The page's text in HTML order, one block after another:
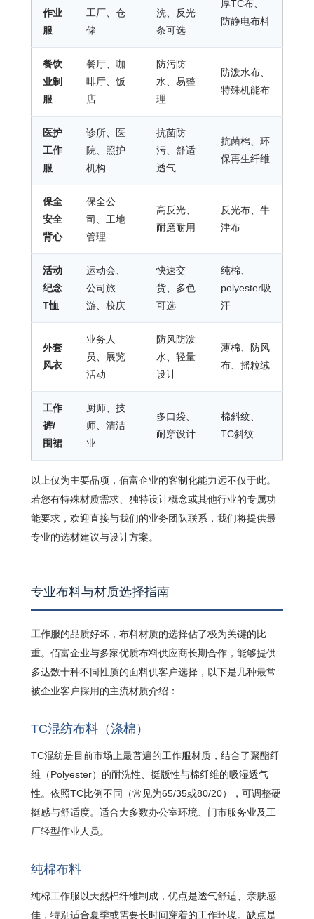
作业
服
工厂、仓
储
洗、反光
条可选
厚TC布、
防静电布料
餐饮
业制
服
餐厅、咖
啡厅、饭
店
防污防
水、易整
理
防泼水布、
特殊机能布
医护
工作
服
诊所、医
院、照护
机构
抗菌防
污、舒适
透气
抗菌棉、环
保再生纤维
保全
安全
背心
保全公
司、工地
管理
高反光、
耐磨耐用
反光布、牛
津布
活动
纪念
T恤
运动会、
公司旅
游、校庆
快速交
货、多色
可选
纯棉、
polyester吸
汗
外套
风衣
业务人
员、展览
活动
防风防泼
水、轻量
设计
薄棉、防风
布、摇粒绒
工作
裤/
围裙
厨师、技
师、清洁
业
多口袋、
耐穿设计
棉斜纹、
TC斜纹
以上仅为主要品项，佰富企业的客制化能力远不仅于此。
若您有特殊材质需求、独特设计概念或其他行业的专属功
能要求，欢迎直接与我们的业务团队联系，我们将提供最
专业的选材建议与设计方案。
专业布料与材质选择指南
工作服的品质好坏，布料材质的选择佔了极为关键的比
重。佰富企业与多家优质布料供应商长期合作，能够提供
多达数十种不同性质的面料供客户选择，以下是几种最常
被企业客户採用的主流材质介绍：
TC混纺布料（涤棉）
TC混纺是目前市场上最普遍的工作服材质，结合了聚酯纤
维（Polyester）的耐洗性、挺版性与棉纤维的吸湿透气
性。依照TC比例不同（常见为65/35或80/20），可调整硬
挺感与舒适度。适合大多数办公室环境、门市服务业及工
厂轻型作业人员。
纯棉布料
纯棉工作服以天然棉纤维制成，优点是透气舒适、亲肤感
佳，特别适合夏季或需要长时间穿着的工作环境。缺点是